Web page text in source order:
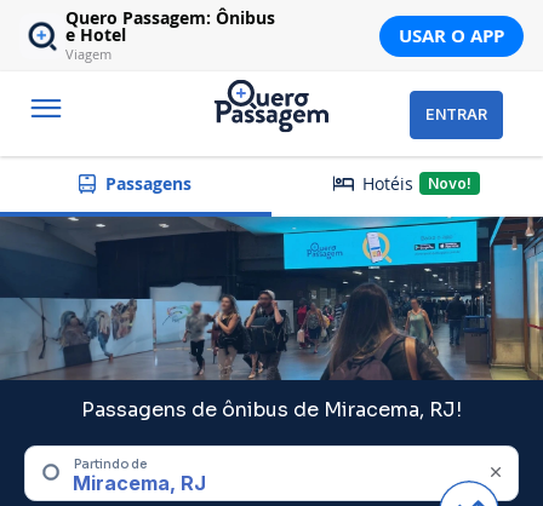
Quero Passagem: Ônibus
e Hotel
Viagem
USAR O APP
ENTRAR
Passagens Hotéis Novo!
Passagens de ônibus de Miracema, RJ!
Partindo de